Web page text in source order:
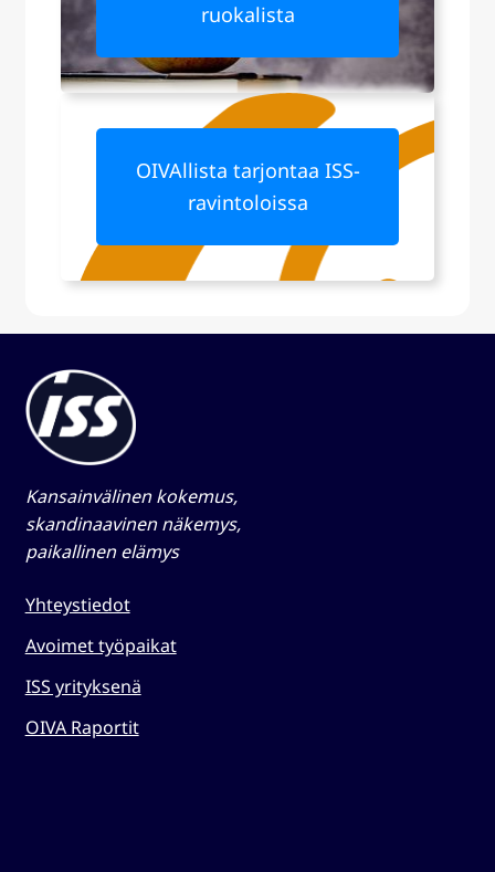
ruokalista
OIVAllista tarjontaa ISS-
ravintoloissa
Kansainvälinen kokemus,
skandinaavinen näkemys,
paikallinen elämys​
Yhteystiedot
Avoimet työpaikat
ISS yrityksenä
OIVA Raportit